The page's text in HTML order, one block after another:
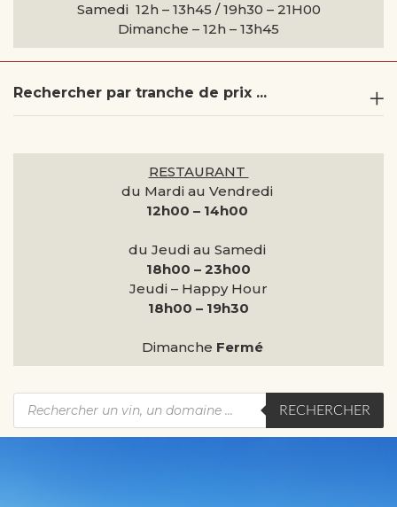
Samedi 12h – 13h45 / 19h30 – 21H00
Dimanche – 12h – 13h45
Rechercher par tranche de prix ...
RESTAURANT
du Mardi au Vendredi
12h00 – 14h00
du Jeudi au Samedi
18h00 – 23h00
Jeudi – Happy Hour
18h00 – 19h30
Dimanche Fermé
RECHERCHER